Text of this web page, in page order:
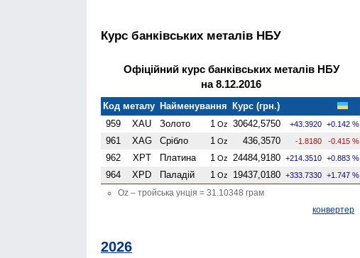
Курс банківських металів НБУ
Офіційний курс банківських металів НБУ
на 8.12.2016
Код металу Найменування
Курс (грн.)
959
XAU Золото 1 Oz 30642,5750 +43.3920 +0.142 %
961 XAG Срібло 1 Oz 436,3570 -1.8180 -0.415 %
962 XPT Платина 1 Oz 24484,9180 +214.3510 +0.883 %
964 XPD Паладій 1 Oz 19437,0180 +333.7330 +1.747 %
Oz – тройська унція = 31.10348 грам
конвертер
2026